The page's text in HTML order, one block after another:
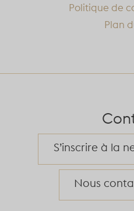
Politique de
Plan
S’inscrire à la
Nous